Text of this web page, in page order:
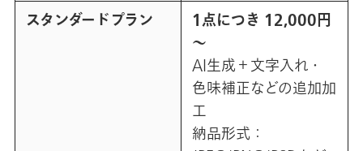
スタンダードプラン
1点につき 12,000円
～
AI生成＋文字入れ・
色味補正などの追加加
工
納品形式：